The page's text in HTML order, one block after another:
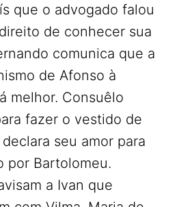
que o advogado falou
de conhecer sua
comunica que a
de Afonso à
melhor. Consuêlo
fazer o vestido de
seu amor para
por Bartolomeu.
a Ivan que